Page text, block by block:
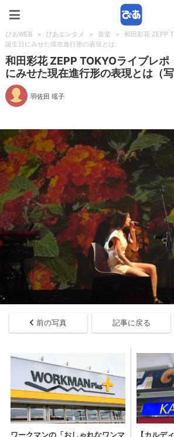
ぴあWEB > ぴあエンタメ > 音楽 >
和田彩花 ZEPP
誕生日にみせた現在進行形の表現とは
和田彩花 ZEPP TOKYOライブレポ
にみせた現在進行形の表現とは（写
羽佐田 瑶子
前の写真 記事に戻る